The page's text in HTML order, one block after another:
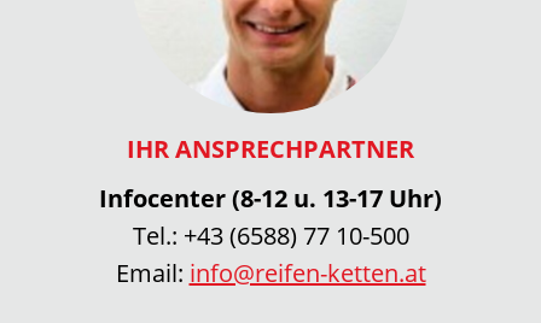
IHR ANSPRECHPARTNER
Infocenter (8-12 u. 13-17 Uhr)
Tel.: +43 (6588) 77 10-500
Email: info@reifen-ketten.at